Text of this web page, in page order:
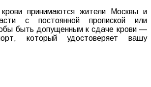
принимаются жители Москвы и
с постоянной пропиской или
быть допущенным к сдаче крови —
который удостоверяет вашу